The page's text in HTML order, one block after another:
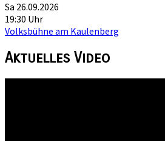
Sa 26.09.2026
19:30 Uhr
Volksbühne am Kaulenberg
Aktuelles Video